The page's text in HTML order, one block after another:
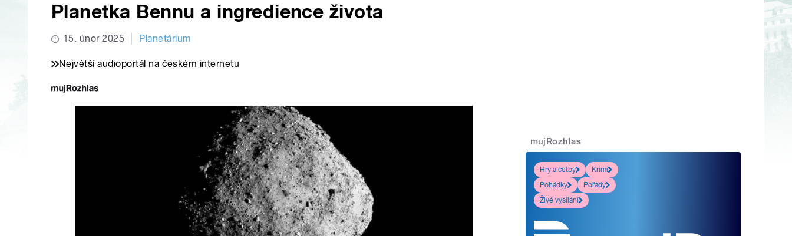
Planetka Bennu a ingredience života
15. únor 2025 Planetárium
Největší audioportál na českém internetu
mujRozhlas
Hry a četby
Krimi
Pohádky
Pořady
Živé vysílání